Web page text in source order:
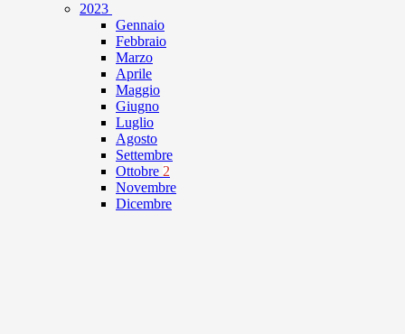
2023
Gennaio
Febbraio
Marzo
Aprile
Maggio
Giugno
Luglio
Agosto
Settembre
Ottobre 2
Novembre
Dicembre